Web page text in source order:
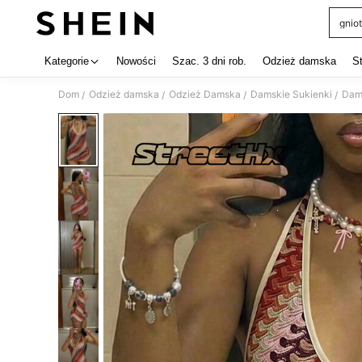
Kategorie Nowości Szac. 3 dni rob. Odzież damska
Dom / Odzież damska / Odzież Damska / Damskie Sukienki /